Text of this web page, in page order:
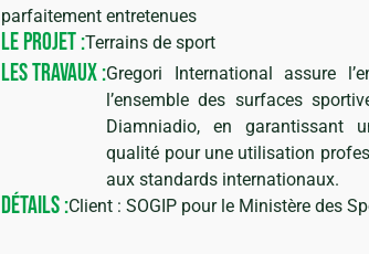
parfaitement entretenues
LE PROJET :Terrains de sport
LES TRAVAUX :Gregori International assure
l’ensemble des surfaces
Diamniadio, en garantissant
qualité pour une utilisation
aux standards internationaux.
DÉTAILS :Client : SOGIP pour le Ministère des